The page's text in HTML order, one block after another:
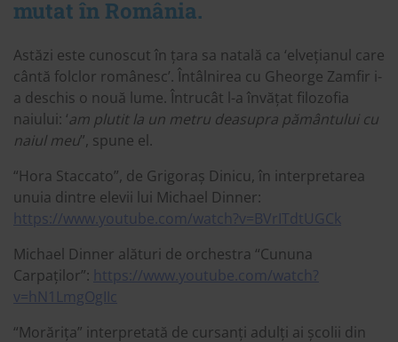
mutat în România.
Astăzi este cunoscut în țara sa natală ca ‘elvețianul care
cântă folclor românesc’. Întâlnirea cu Gheorge Zamfir i-
a deschis o nouă lume. Întrucât l-a învățat filozofia
naiului: ‘am plutit la un metru deasupra pământului cu
naiul meu”, spune el.
“Hora Staccato”, de Grigoraș Dinicu, în interpretarea
unuia dintre elevii lui Michael Dinner:
https://www.youtube.com/watch?v=BVrITdtUGCk
Michael Dinner alături de orchestra “Cununa
Carpaților”: https://www.youtube.com/watch?
v=hN1LmgOgIIc
“Morărița” interpretată de cursanți adulți ai școlii din